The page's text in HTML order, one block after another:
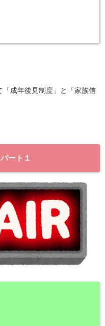
成年後見制度」と「家族信
ート１